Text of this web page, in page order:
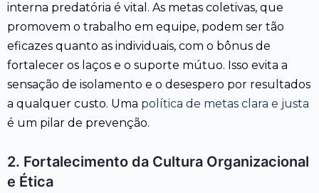
interna predatória é vital. As metas coletivas, que
promovem o trabalho em equipe, podem ser tão
eficazes quanto as individuais, com o bônus de
fortalecer os laços e o suporte mútuo. Isso evita a
sensação de isolamento e o desespero por resultados
a qualquer custo. Uma política de metas clara e justa
é um pilar de prevenção.
2. Fortalecimento da Cultura Organizacional
e Ética